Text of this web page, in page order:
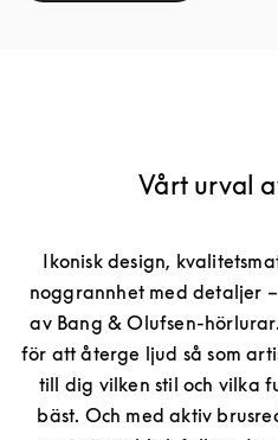
Vårt urval
Ikonisk design,
noggrannhet med detaljer
av Bang & Olufsen-
för att återge ljud så som
till dig vilken stil och vilka
bäst. Och med aktiv